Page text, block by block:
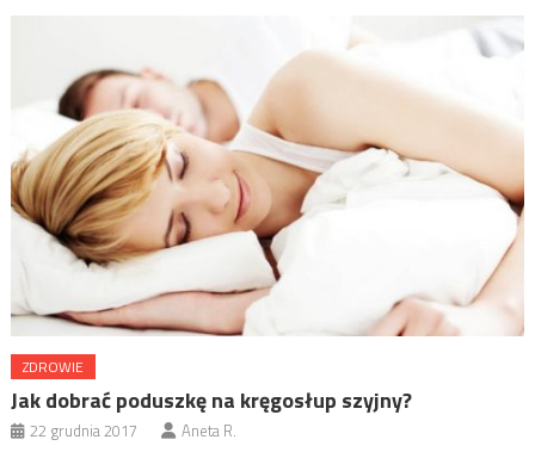
ZDROWIE
Jak dobrać poduszkę na kręgosłup szyjny?
22 grudnia 2017 Aneta R.